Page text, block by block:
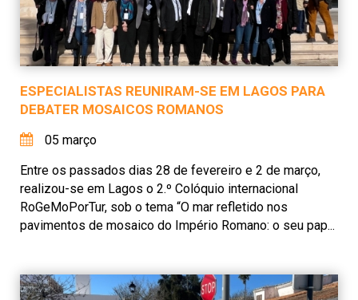
ESPECIALISTAS REUNIRAM-SE EM LAGOS PARA
DEBATER MOSAICOS ROMANOS
05 março
Entre os passados dias 28 de fevereiro e 2 de março,
realizou-se em Lagos o 2.º Colóquio internacional
RoGeMoPorTur, sob o tema “O mar refletido nos
pavimentos de mosaico do Império Romano: o seu pap...